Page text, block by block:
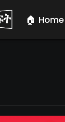
🏠 Home